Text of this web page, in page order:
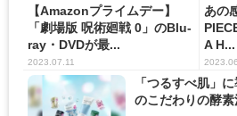
【Amazonプライムデー】
「劇場版 呪術廻戦 0」のBlu-
ray・DVDが最...
2023.07.11
あの
A H...
「つるすべ肌」
のこだわりの酵素